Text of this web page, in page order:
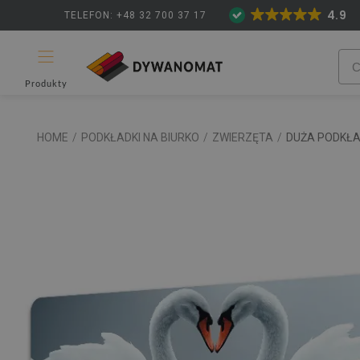
TELEFON: +48 32 700 37 17 4.9
Produkty
HOME / PODKŁADKI NA BIURKO / ZWIERZĘTA / DUŻA